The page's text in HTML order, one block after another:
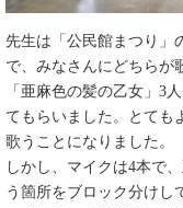
先生は「公民館まつり」
で、みなさんにどちらが
「亜麻色の髪の乙女」3
てもらいました。とても
歌うことになりました。
しかし、マイクは4本で
う箇所をブロック分けし